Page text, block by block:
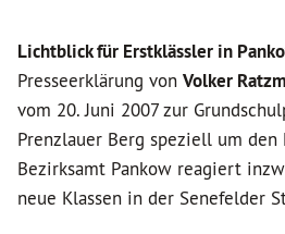
Lichtblick für Erstklässler in
Presseerklärung von Volker
vom 20. Juni 2007 zur
Prenzlauer Berg speziell um
Bezirksamt Pankow reagiert
neue Klassen in der Senefelder